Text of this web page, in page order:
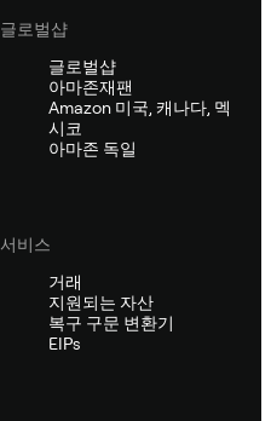
글로벌샵
글로벌샵
아마존재팬
Amazon 미국, 캐나다, 멕
시코
아마존 독일
서비스
거래
지원되는 자산
복구 구문 변환기
EIPs